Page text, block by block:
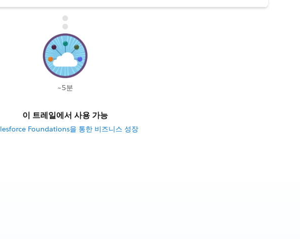
~5분
이 트레일에서 사용 가능
Foundations을 통한 비즈니스 성장